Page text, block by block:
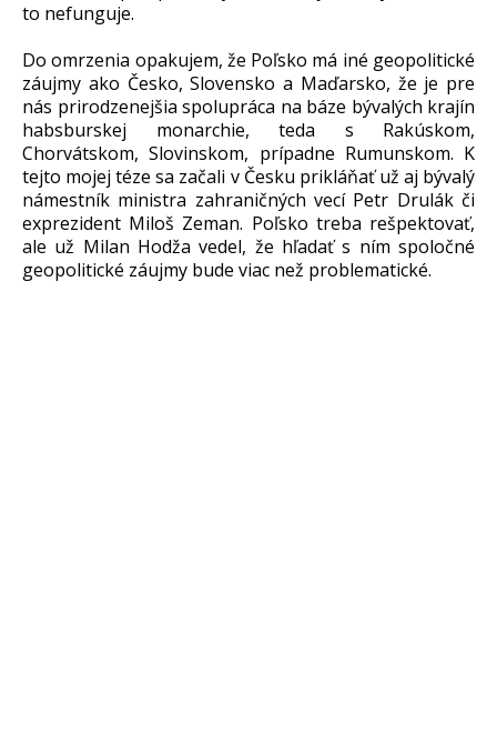
to nefunguje.
Do omrzenia opakujem, že Poľsko má iné geopolitické
záujmy ako Česko, Slovensko a Maďarsko, že je pre
nás prirodzenejšia spolupráca na báze bývalých krajín
habsburskej monarchie, teda s Rakúskom,
Chorvátskom, Slovinskom, prípadne Rumunskom. K
tejto mojej téze sa začali v Česku prikláňať už aj bývalý
námestník ministra zahraničných vecí Petr Drulák či
exprezident Miloš Zeman. Poľsko treba rešpektovať,
ale už Milan Hodža vedel, že hľadať s ním spoločné
geopolitické záujmy bude viac než problematické.